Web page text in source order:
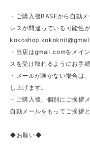
・ご購入後BASEから自動
レスが間違っている可能性が
・当店はgmail.comをメイ
スを受け取れるようにお手
・メールが届かない場合は
し上げます。
・ご購入後、個別にご挨拶
自動メールをもってご挨拶
◆お願い◆